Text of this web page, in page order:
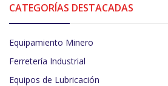
CATEGORÍAS DESTACADAS
Equipamiento Minero
Ferretería Industrial
Equipos de Lubricación